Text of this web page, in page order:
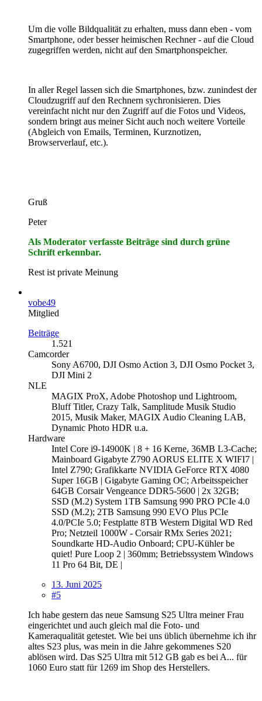
Um die volle Bildqualität zu erhalten, muss dann eben - vom
Smartphone, oder besser heimischen Rechner - auf die Cloud
zugegriffen werden, nicht auf den Smartphonspeicher.
In aller Regel lassen sich die Smartphones, bzw. zunindest der
Cloudzugriff auf den Rechnern sychronisieren. Dies
vereinfacht nicht nur den Zugriff auf die Fotos und Videos,
sondern bringt aus meiner Sicht auch noch weitere Vorteile
(Abgleich von Emails, Terminen, Kurznotizen,
Browserverlauf, etc.).
Gruß
Peter
Als Moderator verfasste Beiträge sind durch grüne
Schrift erkennbar.
Rest ist private Meinung
vobe49
Mitglied
Beiträge
1.521
Camcorder
Sony A6700, DJI Osmo Action 3, DJI Osmo Pocket 3,
DJI Mini 2
NLE
MAGIX ProX, Adobe Photoshop und Lightroom,
Bluff Titler, Crazy Talk, Samplitude Musik Studio
2015, Musik Maker, MAGIX Audio Cleaning LAB,
Dynamic Photo HDR u.a.
Hardware
Intel Core i9-14900K | 8 + 16 Kerne, 36MB L3-Cache;
Mainboard Gigabyte Z790 AORUS ELITE X WIFI7 |
Intel Z790; Grafikkarte NVIDIA GeForce RTX 4080
Super 16GB | Gigabyte Gaming OC; Arbeitsspeicher
64GB Corsair Vengeance DDR5-5600 | 2x 32GB;
SSD (M.2) System 1TB Samsung 990 PRO PCIe 4.0
SSD (M.2); 2TB Samsung 990 EVO Plus PCIe
4.0/PCIe 5.0; Festplatte 8TB Western Digital WD Red
Pro; Netzteil 1000W - Corsair RMx Series 2021;
Soundkarte HD-Audio Onboard; CPU-Kühler be
quiet! Pure Loop 2 | 360mm; Betriebssystem Windows
11 Pro 64 Bit, DE |
13. Juni 2025
#5
Ich habe gestern das neue Samsung S25 Ultra meiner Frau
eingerichtet und auch gleich mal die Foto- und
Kameraqualität getestet. Wie bei uns üblich übernehme ich ihr
altes S23 plus, was mein in die Jahre gekommenes S20
ablösen wird. Das S25 Ultra mit 512 GB gab es bei A... für
1060 Euro statt für 1269 im Shop des Herstellers.